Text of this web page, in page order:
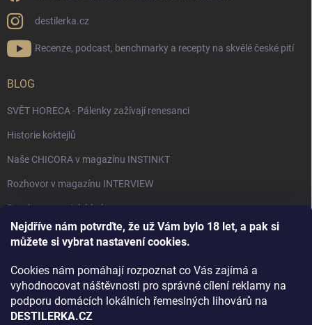
Nejdříve nám potvrďte, že už Vám bylo 18 let, a pak si
můžete si vybrat nastavení cookies.
Cookies nám pomáhají rozpoznat co Vás zajímá a
vyhodnocovat náštěvnosti pro správné cílení reklamy na
podporu domácích lokálních řemeslných lihovárů na
DESTILERKA.CZ
destilerka.cz
Recenze, podcast, benchmarky a recepty na skvělé české pití
BLOG
SVĚT HORECA - Pálenky zažívají renesanci
Historie koktejlů
Naše CHICORA v magazínu INSTINKT
Rozhovor v magazínu INTERVIEW
Bourbon, americká krása.
Napsali v TÝDNU o naší práci
Rozhovor s DESTILERKA.CZ v magazínu DRINKING-CAT
Jak vybrat dárek na Vánoce